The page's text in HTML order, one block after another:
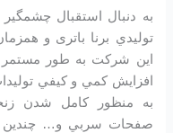
به دنبال استقبال
توليدي برنا باتری و
اين شرکت به طور مستمر
افزايش كمي و كيفي
به منظور كامل شدن
صفحات سربي و… چندين